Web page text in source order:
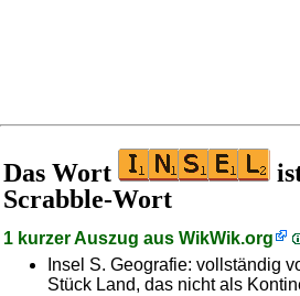
Das Wort
Scrabble-Wort
1 kurzer Auszug aus WikWik.org
Insel S. Geografie: vollständig
Stück Land, das nicht als